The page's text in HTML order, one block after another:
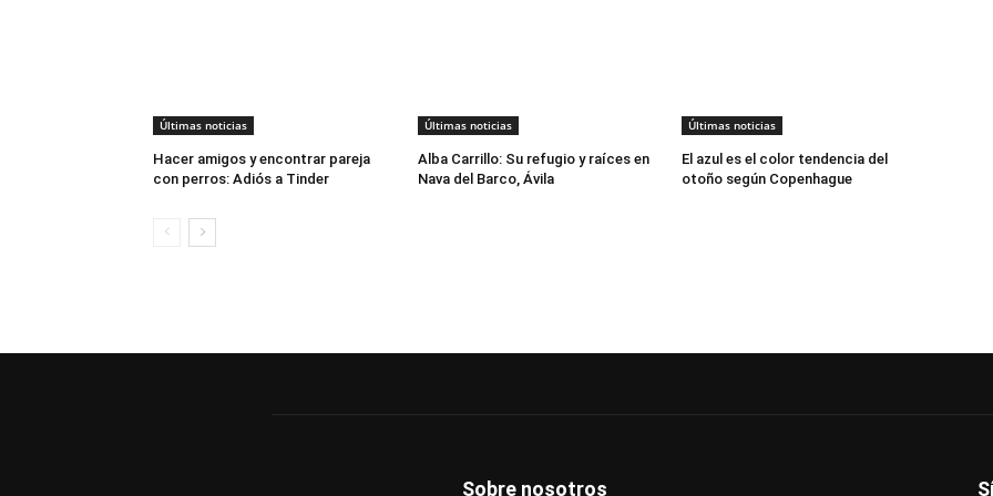
Últimas noticias
Hacer amigos y encontrar pareja
con perros: Adiós a Tinder
Últimas noticias
Alba Carrillo: Su refugio y raíces en
Nava del Barco, Ávila
Últimas noticias
El azul es el color tendencia del
otoño según Copenhague
Sobre nosotros